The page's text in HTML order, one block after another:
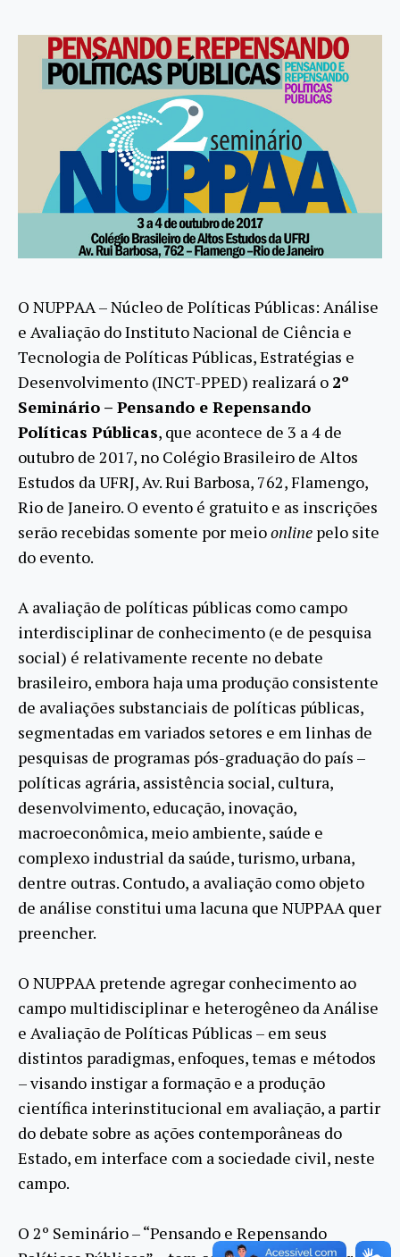
O NUPPAA – Núcleo de Políticas Públicas: Análise
e Avaliação do Instituto Nacional de Ciência e
Tecnologia de Políticas Públicas, Estratégias e
Desenvolvimento (INCT-PPED) realizará o 2º
Seminário – Pensando e Repensando
Políticas Públicas, que acontece de 3 a 4 de
outubro de 2017, no Colégio Brasileiro de Altos
Estudos da UFRJ, Av. Rui Barbosa, 762, Flamengo,
Rio de Janeiro. O evento é gratuito e as inscrições
serão recebidas somente por meioonline pelo site
do evento.
A avaliação de políticas públicas como campo
interdisciplinar de conhecimento (e de pesquisa
social) é relativamente recente no debate
brasileiro, embora haja uma produção consistente
de avaliações substanciais de políticas públicas,
segmentadas em variados setores e em linhas de
pesquisas de programas pós-graduação do país –
políticas agrária, assistência social, cultura,
desenvolvimento, educação, inovação,
macroeconômica, meio ambiente, saúde e
complexo industrial da saúde, turismo, urbana,
dentre outras. Contudo, a avaliação como objeto
de análise constitui uma lacuna que NUPPAA quer
preencher.
O NUPPAA pretende agregar conhecimento ao
campo multidisciplinar e heterogêneo da Análise
e Avaliação de Políticas Públicas – em seus
distintos paradigmas, enfoques, temas e métodos
– visando instigar a formação e a produção
científica interinstitucional em avaliação, a partir
do debate sobre as ações contemporâneas do
Estado, em interface com a sociedade civil, neste
campo.
O 2º Seminário – “Pensando e Repensando